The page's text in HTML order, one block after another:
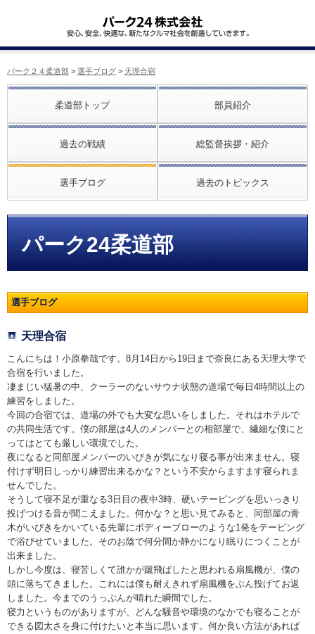
パーク２４柔道部 > 選手ブログ > 天理合宿
柔道部トップ 部員紹介
過去の戦績 総監督挨拶・紹介
選手ブログ 過去のトピックス
パーク24柔道部
選手ブログ
天理合宿
こんにちは！小原拳哉です。8月14日から19日まで奈良にある天理大学で
合宿を行いました。
凄まじい猛暑の中、クーラーのないサウナ状態の道場で毎日4時間以上の
練習をしました。
今回の合宿では、道場の外でも大変な思いをしました。それはホテルで
の共同生活です。僕の部屋は4人のメンバーとの相部屋で、繊細な僕にと
ってはとても厳しい環境でした。
夜になると同部屋メンバーのいびきが気になり寝る事が出来ません。寝
付けず明日しっかり練習出来るかな？という不安からますます寝られま
せんでした。
そうして寝不足が重なる3日目の夜中3時、硬いテーピングを思いっきり
投げつける音が聞こえました。何かな？と思い見てみると、同部屋の青
木がいびきをかいている先輩にボディーブローのような1発をテーピング
で浴びせていました。そのお陰で何分間か静かになり眠りにつくことが
出来ました。
しかし今度は、寝苦しくて誰かが蹴飛ばしたと思われる扇風機が、僕の
頭に落ちてきました。これには僕も耐えきれず扇風機をぶん投げてお返
しました。今までのうっぷんが晴れた瞬間でした。
寝力というものがありますが、どんな騒音や環境のなかでも寝ることが
できる図太さを身に付けたいと本当に思います。何か良い方法があれば